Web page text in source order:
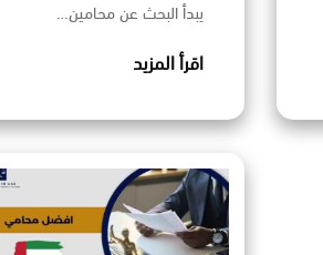
يبدأ البحث عن محامين…
اقرأ المزيد